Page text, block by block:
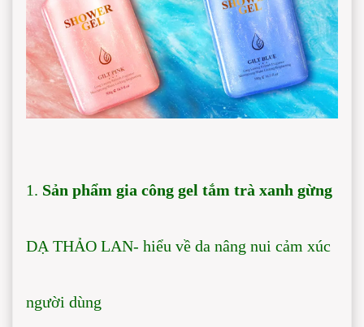
1. Sản phẩm gia công gel tắm trà xanh gừng
DẠ THẢO LAN- hiểu về da nâng nui cảm xúc
người dùng